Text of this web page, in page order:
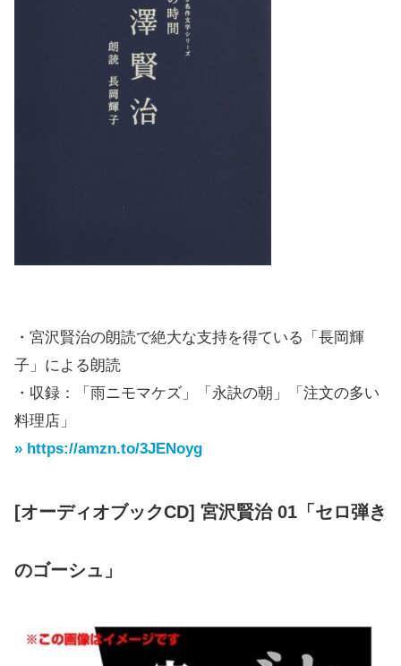
・宮沢賢治の朗読で絶大な支持を得ている「長岡輝
子」による朗読
・収録：「雨ニモマケズ」「永訣の朝」「注文の多い
料理店」
» https://amzn.to/3JENoyg
[オーディオブックCD] 宮沢賢治 01「セロ弾き
のゴーシュ」